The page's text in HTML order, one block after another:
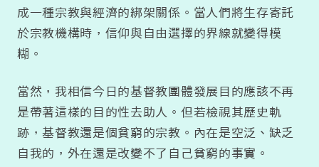
成一種宗教與經濟的綁架關係。當人們將生存寄託
於宗教機構時，信仰與自由選擇的界線就變得模
糊。
當然，我相信今日的基督教團體發展目的應該不再
是帶著這樣的目的性去助人。但若檢視其歷史軌
跡，基督教還是個貧窮的宗教。內在是空泛、缺乏
自我的，外在還是改變不了自己貧窮的事實。